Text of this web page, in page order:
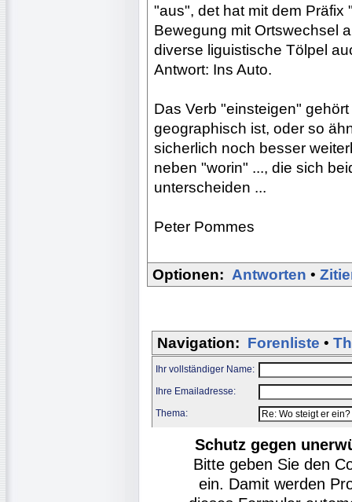
"aus", det hat mit dem
Bewegung mit Ortswechsel
diverse liguistische Tölpel
Antwort: Ins Auto.
Das Verb "einsteigen"
geographisch ist, oder so
sicherlich noch besser
neben "worin" ..., die sich
unterscheiden ...
Peter Pommes
Optionen: Antworten •
Navigation: Forenliste •
Ihr vollständiger Name:
Ihre Emailadresse:
Thema:
Schutz gegen
Bitte geben Sie den
ein. Damit werden